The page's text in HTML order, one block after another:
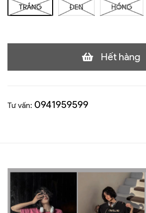
TRẮNG ĐEN HỒNG
Hết hàng
Tư vấn: 0941959599